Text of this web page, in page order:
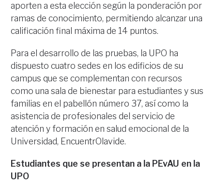
aporten a esta elección según la ponderación por
ramas de conocimiento, permitiendo alcanzar una
calificación final máxima de 14 puntos.
Para el desarrollo de las pruebas, la UPO ha
dispuesto cuatro sedes en los edificios de su
campus que se complementan con recursos
como una sala de bienestar para estudiantes y sus
familias en el pabellón número 37, así como la
asistencia de profesionales del servicio de
atención y formación en salud emocional de la
Universidad, EncuentrOlavide.
Estudiantes que se presentan a la PEvAU en la
UPO